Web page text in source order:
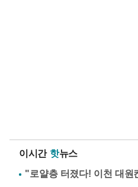
이시간 핫뉴스